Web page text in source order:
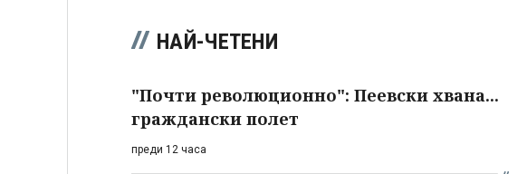
НАЙ-ЧЕТЕНИ
"Почти революционно": Пеевски хвана...
граждански полет
преди 12 часа